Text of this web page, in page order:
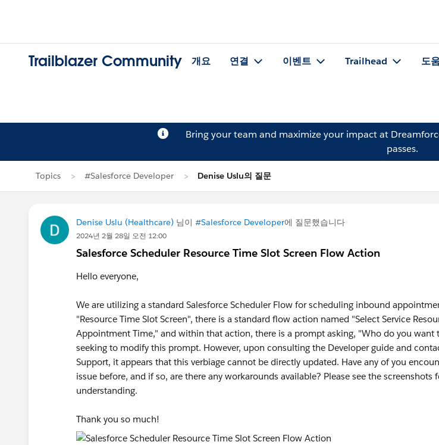
Trailblazer Community 개요 연결 이벤트 Trailhead 도
Bring your team and maximize your impact at
passes.
Topics #Salesforce Developer Denise Uslu의 질문
Denise Uslu (Healthcare) 님이 #Salesforce Developer에 질문했습니다
2024년 2월 28일 오전 12:00
Salesforce Scheduler Resource Time Slot Screen Flow Action
Hello everyone,
We are utilizing a standard Salesforce Scheduler Flow for scheduling inbound
"Resource Time Slot Screen", there is a standard flow action named "Select Service
Appointment Time," and within that action, there is a prompt asking, "Who do you want
seeking to modify this prompt. However, upon consulting the Developer guide and
Support, it appears that this verbiage cannot be directly updated. Have any of you
issue before, and if so, are there any workarounds available? Please see the screenshots
understanding.
Thank you so much!